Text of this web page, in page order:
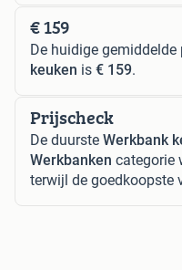
€ 159
De huidige gemiddelde
keuken is € 159.
Prijscheck
De duurste Werkbank
Werkbanken categorie
terwijl de goedkoopste